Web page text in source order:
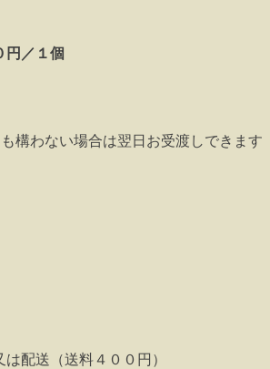
／１個
構わない場合は翌日お受渡しできます
配送（送料４００円）